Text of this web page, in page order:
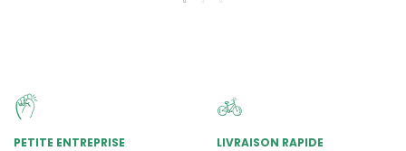
PETITE ENTREPRISE
LIVRAISON RAPIDE